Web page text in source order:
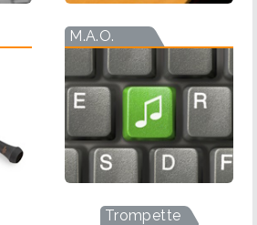
M.A.O.
Trompette